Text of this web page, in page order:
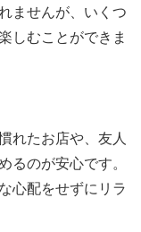
ませんが、いくつ
しむことができま
れたお店や、友人
るのが安心です。
心配をせずにリラ